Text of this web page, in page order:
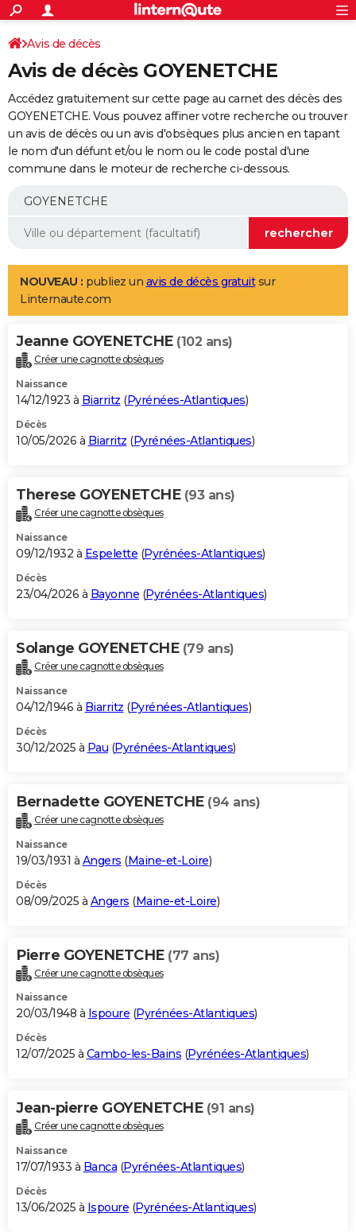
ACTUALITÉS
Politique
Société
Faits Divers
Education
Monde
Villes
+
SPORT
Coupe du monde 2026
Football
Tennis
Cyclisme
Rugby
Forum
Programme TV
TNT
Streaming
Cinéma
Sorties cinéma
Musique
+
FINANCE
Impôts
Immobilier
Risques naturels par ville
Banque
Assurance
Crédit
AUTO
Essais
Réserver un essai
Citadines
Berlines
SUV
Forum auto
+
Mobiles
Meilleur smartphone
Internet
Ordinateurs
Jeux vidéo
Guide high-tech
Aménagement intérieur
LIFESTYLE
Art de vivre
Bien-être
Loisirs
Mode
Modes de vie
Alimentation
Guide de la santé
Maladies
Médicaments
Sommeil
VOYAGE
Destinations
City break
Voyage nature
Voyage de noces
Forum
Climat
+PHOTO
GUIDES D'ACHAT
BONS PLANS
Carte de Noël
Carte Bonne année
Carte Saint-Valentin
Carte Pâques
Carte d'anniversaire
DICTIONNAIRE
Dictionnaire
Biographies
Citations
Expressions
Proverbes
PROGRAMME TV
S'inscrire
Se connecter
Lycées
Collèges
Primaires
Universités
Entreprises
Service militaire
Avis de recherche
AVIS DE DÉCÈS
Bricolage
Lifestyle
Culture
Sport
Auto
Television
Voyage
Cinema
Avis de décès
Avis de décès GOYENETCHE
Accédez gratuitement sur cette page au carnet des décès des
GOYENETCHE. Vous pouvez affiner votre recherche ou trouver
un avis de décès ou un avis d'obsèques plus ancien en tapant
le nom d'un défunt et/ou le nom ou le code postal d'une
commune dans le moteur de recherche ci-dessous.
NOUVEAU : publiez un avis de décès gratuitsur
Linternaute.com
Jeanne GOYENETCHE (102 ans)
Créer une cagnotte obsèques
Naissance
14/12/1923 à Biarritz (Pyrénées-Atlantiques)
Décès
10/05/2026 à Biarritz (Pyrénées-Atlantiques)
Therese GOYENETCHE (93 ans)
Créer une cagnotte obsèques
Naissance
09/12/1932 à Espelette (Pyrénées-Atlantiques)
Décès
23/04/2026 à Bayonne (Pyrénées-Atlantiques)
Solange GOYENETCHE (79 ans)
Créer une cagnotte obsèques
Naissance
04/12/1946 à Biarritz (Pyrénées-Atlantiques)
Décès
30/12/2025 à Pau (Pyrénées-Atlantiques)
Bernadette GOYENETCHE (94 ans)
Créer une cagnotte obsèques
Naissance
19/03/1931 à Angers (Maine-et-Loire)
Décès
08/09/2025 à Angers (Maine-et-Loire)
Pierre GOYENETCHE (77 ans)
Créer une cagnotte obsèques
Naissance
20/03/1948 à Ispoure (Pyrénées-Atlantiques)
Décès
12/07/2025 à Cambo-les-Bains (Pyrénées-Atlantiques)
Jean-pierre GOYENETCHE (91 ans)
Créer une cagnotte obsèques
Naissance
17/07/1933 à Banca (Pyrénées-Atlantiques)
Décès
13/06/2025 à Ispoure (Pyrénées-Atlantiques)